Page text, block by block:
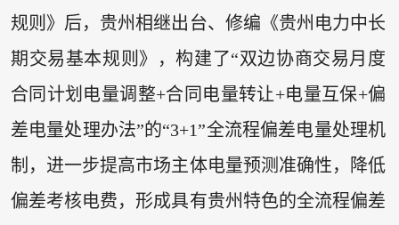
规则》后，贵州相继出台、修编《贵州电力中长
期交易基本规则》，构建了“双边协商交易月度
合同计划电量调整+合同电量转让+电量互保+偏
差电量处理办法”的“3+1”全流程偏差电量处理机
制，进一步提高市场主体电量预测准确性，降低
偏差考核电费，形成具有贵州特色的全流程偏差